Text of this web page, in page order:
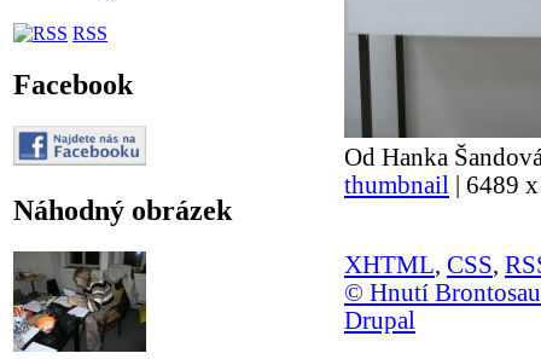
RSS
Facebook
Náhodný obrázek
Od Hanka
thumbnail
| 6489
XHTML, CSS,
© Hnutí
Drupal